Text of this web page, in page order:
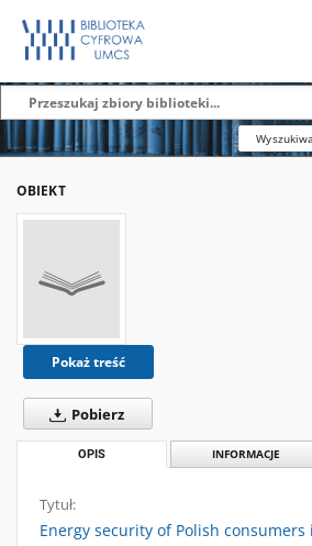
OBIEKT
Pokaż treść
Pobierz
OPIS INFORMACJE
Tytuł:
Energy security of Polish consumers